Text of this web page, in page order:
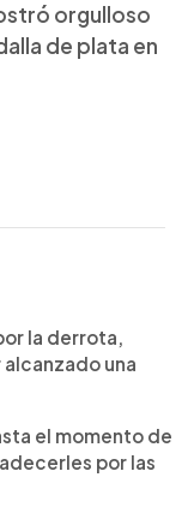
orgulloso
de plata en
la derrota,
una
el momento de
por las